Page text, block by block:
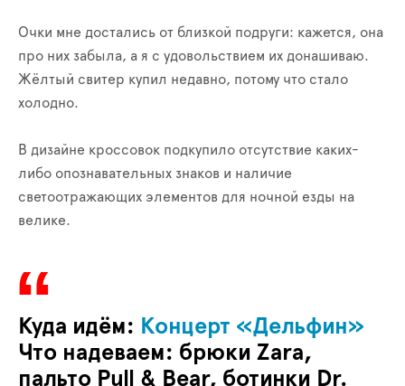
Очки мне достались от близкой подруги: кажется, она
про них забыла, а я с удовольствием их донашиваю.
Жёлтый свитер купил недавно, потому что стало
холодно.
В дизайне кроссовок подкупило отсутствие каких-
либо опознавательных знаков и наличие
светоотражающих элементов для ночной езды на
велике.
Куда идём: Концерт «Дельфин»
Что надеваем: брюки Zara,
пальто Pull & Bear, ботинки Dr.